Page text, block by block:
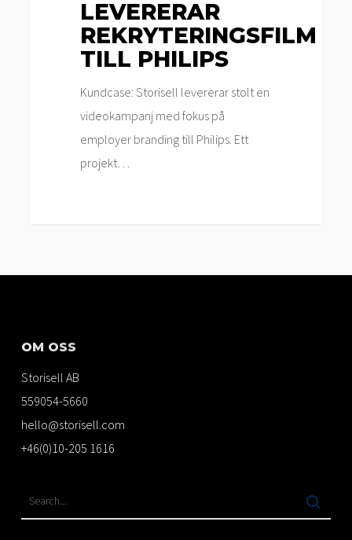
LEVERERAR
REKRYTERINGSFILM
TILL PHILIPS
Kundcase: Storisell levererar stolt en
videokampanj med fokus på
employer branding till Philips. Ett
projekt…
OM OSS
Storisell AB
559054-5660
hello@storisell.com
+46(0)10-205 1616